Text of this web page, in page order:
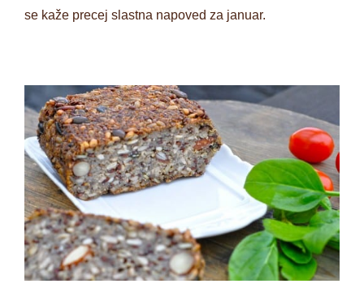
se kaže precej slastna napoved za januar.